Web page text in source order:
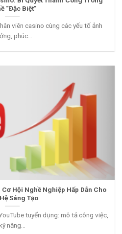
“Đặc Biệt”
viên casino cùng các yếu tố ảnh
phúc...
Hội Nghề Nghiệp Hấp Dẫn Cho
Sáng Tạo
tuyển dụng: mô tả công việc,
năng...